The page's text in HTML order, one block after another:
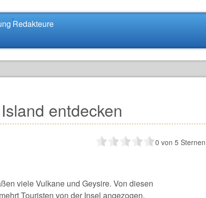
Redakteure
entdecken
0 von 5 Sternen
viele Vulkane und Geysire. Von diesen
Touristen von der Insel angezogen.